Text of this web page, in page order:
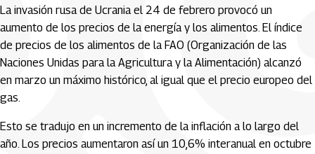
La invasión rusa de Ucrania el 24 de febrero provocó un
aumento de los precios de la energía y los alimentos. El índice
de precios de los alimentos de la FAO (Organización de las
Naciones Unidas para la Agricultura y la Alimentación) alcanzó
en marzo un máximo histórico, al igual que el precio europeo del
gas.
Esto se tradujo en un incremento de la inflación a lo largo del
año. Los precios aumentaron así un 10,6% interanual en octubre